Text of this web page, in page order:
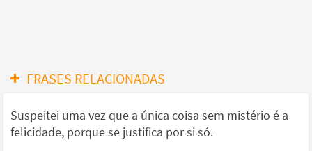
FRASES RELACIONADAS
Suspeitei uma vez que a única coisa sem mistério é a
felicidade, porque se justifica por si só.